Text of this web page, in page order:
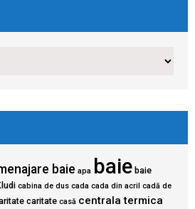
baie apa baie baie
cabina de dus cada cada din acril cadă de
caritate casă centrala termica